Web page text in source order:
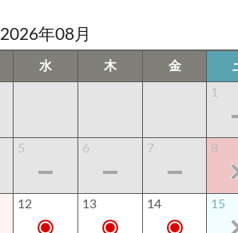
2026年08月
水 木 金
1
5 6 7 8
12 13 14 15